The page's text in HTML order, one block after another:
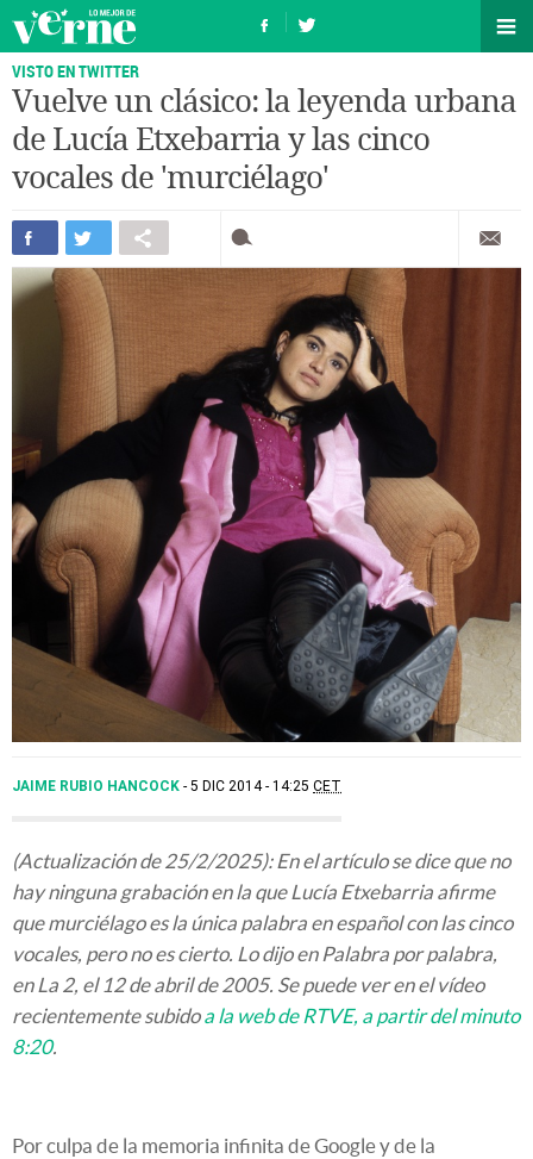
VISTO EN TWITTER
Vuelve un clásico: la leyenda urbana
de Lucía Etxebarria y las cinco
vocales de 'murciélago'
JAIME RUBIO HANCOCK 5 DIC 2014 - 14:25 CET
(Actualización de 25/2/2025): En el artículo se dice que no
hay ninguna grabación en la que Lucía Etxebarria afirme
que murciélago es la única palabra en español con las cinco
vocales, pero no es cierto. Lo dijo en Palabra por palabra,
en La 2, el 12 de abril de 2005. Se puede ver en el vídeo
recientemente subidoa la web de RTVE, a partir del minuto
8:20.
Por culpa de la memoria infinita de Google y de la